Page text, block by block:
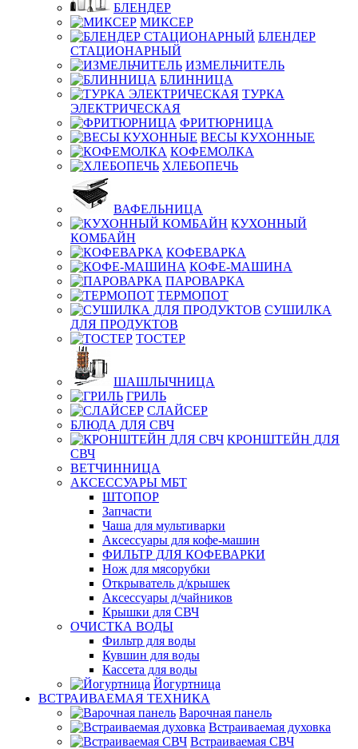
БЛЕНДЕР
МИКСЕР
БЛЕНДЕР
СТАЦИОНАРНЫЙ
ИЗМЕЛЬЧИТЕЛЬ
БЛИННИЦА
ТУРКА
ЭЛЕКТРИЧЕСКАЯ
ФРИТЮРНИЦА
ВЕСЫ КУХОННЫЕ
КОФЕМОЛКА
ХЛЕБОПЕЧЬ
ВАФЕЛЬНИЦА
КУХОННЫЙ
КОМБАЙН
КОФЕВАРКА
КОФЕ-МАШИНА
ПАРОВАРКА
ТЕРМОПОТ
СУШИЛКА
ДЛЯ ПРОДУКТОВ
ТОСТЕР
ШАШЛЫЧНИЦА
ГРИЛЬ
СЛАЙСЕР
БЛЮДА ДЛЯ СВЧ
КРОНШТЕЙН ДЛЯ
СВЧ
ВЕТЧИННИЦА
АКСЕССУАРЫ МБТ
ШТОПОР
Запчасти
Чаша для мультиварки
Аксессуары для кофе-машин
ФИЛЬТР ДЛЯ КОФЕВАРКИ
Нож для мясорубки
Открыватель д/крышек
Аксессуары д/чайников
Крышки для СВЧ
ОЧИСТКА ВОДЫ
Фильтр для воды
Кувшин для воды
Кассета для воды
Йогуртница
ВСТРАИВАЕМАЯ ТЕХНИКА
Варочная панель
Встраиваемая духовка
Встраиваемая СВЧ